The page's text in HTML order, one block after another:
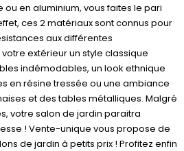
ou en aluminium, vous faites le pari
ces 2 matériaux sont connus pour
aux différentes
extérieur un style classique
indémodables, un look ethnique
en résine tressée ou une ambiance
et des tables métalliques. Malgré
votre salon de jardin paraitra
! Vente-unique vous propose de
de jardin à petits prix ! Profitez enfin